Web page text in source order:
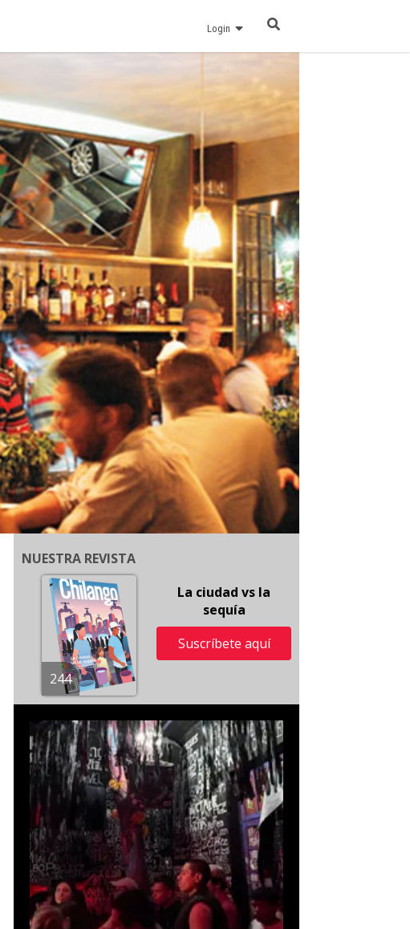
Login
NUESTRA REVISTA
244
La ciudad vs la
sequía
Suscríbete aquí